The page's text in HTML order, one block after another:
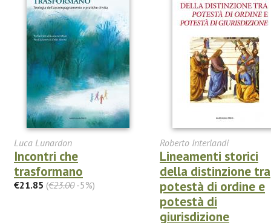
Luca Lunardon
Incontri che
trasformano
€21.85 (€23.00-5%)
Roberto Interlandi
Lineamenti storici
della distinzione tra
potestà di ordine e
potestà di
giurisdizione